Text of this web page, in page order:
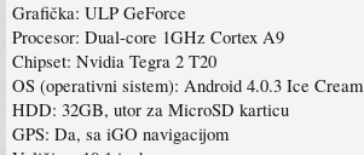
Grafička: ULP GeForce
Procesor: Dual-core 1GHz Cortex A9
Chipset: Nvidia Tegra 2 T20
OS (operativni sistem): Android 4.0.3 Ice
HDD: 32GB, utor za MicroSD karticu
GPS: Da, sa iGO navigacijom